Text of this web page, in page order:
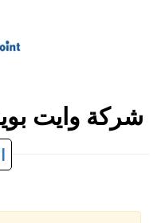
شركة وايت